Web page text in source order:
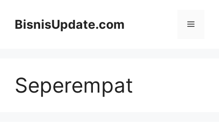
BisnisUpdate.com Menu
Seperempat